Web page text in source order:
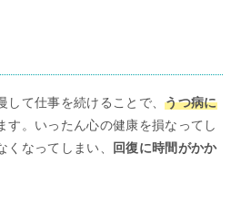
して仕事を続けることで、うつ病に
す。いったん心の健康を損なってし
くなってしまい、
回復に時間がかか